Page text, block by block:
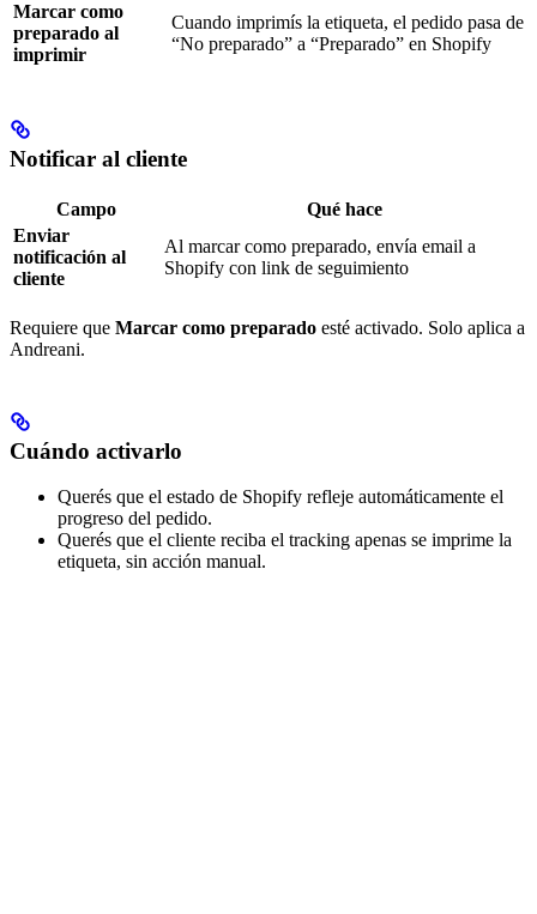
Marcar como
preparado al
imprimir
Cuando imprimís la etiqueta, el pedido pasa de
“No preparado” a “Preparado” en Shopify
Notificar al cliente
Campo
Qué hace
Enviar
notificación al
cliente
Al marcar como preparado, envía email a
Shopify con link de seguimiento
Requiere que Marcar como preparado esté activado. Solo aplica a
Andreani.
Cuándo activarlo
Querés que el estado de Shopify refleje automáticamente el
progreso del pedido.
Querés que el cliente reciba el tracking apenas se imprime la
etiqueta, sin acción manual.